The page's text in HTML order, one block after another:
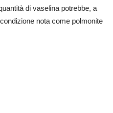
di vaselina potrebbe, a
nota come polmonite